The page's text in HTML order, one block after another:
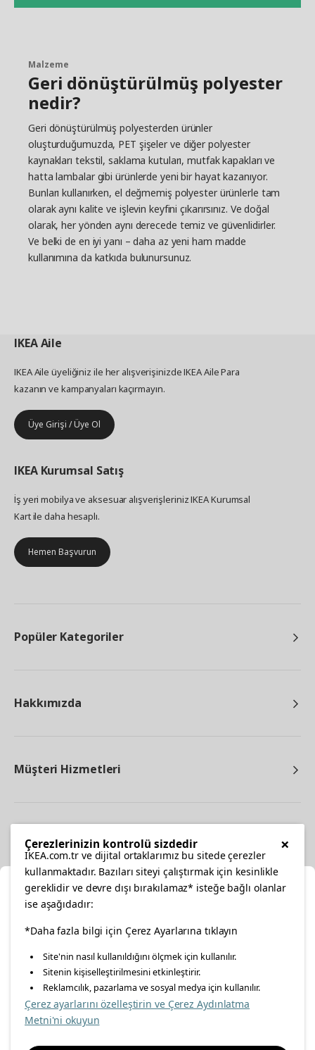
Malzeme
Geri dönüştürülmüş polyester
nedir?
Geri dönüştürülmüş polyesterden ürünler
oluşturduğumuzda, PET şişeler ve diğer polyester
kaynakları tekstil, saklama kutuları, mutfak kapakları ve
hatta lambalar gibi ürünlerde yeni bir hayat kazanıyor.
Bunları kullanırken, el değmemiş polyester ürünlerle tam
olarak aynı kalite ve işlevin keyfini çıkarırsınız. Ve doğal
olarak, her yönden aynı derecede temiz ve güvenlidirler.
Ve belki de en iyi yanı – daha az yeni ham madde
kullanımına da katkıda bulunursunuz.
IKEAAile
IKEA Aile üyeliğiniz ile her alışverişinizde IKEA Aile Para
kazanın ve kampanyaları kaçırmayın.
Üye Girişi / Üye Ol
IKEA Kurumsal Satış
İş yeri mobilya ve aksesuar alışverişleriniz IKEA Kurumsal
Kart ile daha hesaplı.
Hemen Başvurun
Popüler Kategoriler
Hakkımızda
Müşteri Hizmetleri
facebooktwitterinstagrampinterestyoutube
linkedin
Enerji Politikası Bilgi Güvenliği Politikası
Konumunuzu Seçin
İnternetten vereceğiniz siparişlerinizde size özel hizmet ve
içerikleri görebilmek için lütfen konumuzu seçin.
İl seçiniz
×
Çerezlerinizin kontrolü sizdedir
IKEA.com.tr ve dijital ortaklarımız bu sitede çerezler
kullanmaktadır. Bazıları siteyi çalıştırmak için kesinlikle
gereklidir ve devre dışı bırakılamaz* isteğe bağlı olanlar
ise aşağıdadır:
*Daha fazla bilgi için Çerez Ayarlarına tıklayın
Site'nin nasıl kullanıldığını ölçmek için kullanılır.
Sitenin kişiselleştirilmesini etkinleştirir.
Reklamcılık, pazarlama ve sosyal medya için kullanılır.
Çerez ayarlarını özelleştirin ve Çerez Aydınlatma
Metni'ni okuyun